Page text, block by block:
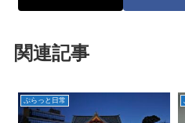
関連記事
ぷらっと日常